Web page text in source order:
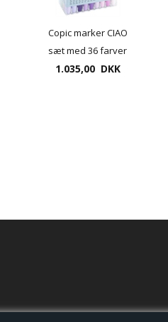
Copic marker CIAO
sæt med 36 farver
incl. plastdisplay
1.035,00 DKK